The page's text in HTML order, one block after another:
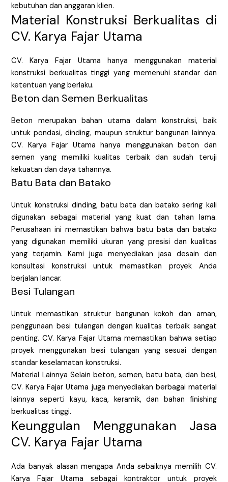
kebutuhan dan anggaran klien.
Material Konstruksi Berkualitas di
CV. Karya Fajar Utama
CV. Karya Fajar Utama hanya menggunakan material
konstruksi berkualitas tinggi yang memenuhi standar dan
ketentuan yang berlaku.
Beton dan Semen Berkualitas
Beton merupakan bahan utama dalam konstruksi, baik
untuk pondasi, dinding, maupun struktur bangunan lainnya.
CV. Karya Fajar Utama hanya menggunakan beton dan
semen yang memiliki kualitas terbaik dan sudah teruji
kekuatan dan daya tahannya.
Batu Bata dan Batako
Untuk konstruksi dinding, batu bata dan batako sering kali
digunakan sebagai material yang kuat dan tahan lama.
Perusahaan ini memastikan bahwa batu bata dan batako
yang digunakan memiliki ukuran yang presisi dan kualitas
yang terjamin. Kami juga menyediakan jasa desain dan
konsultasi konstruksi untuk memastikan proyek Anda
berjalan lancar.
Besi Tulangan
Untuk memastikan struktur bangunan kokoh dan aman,
penggunaan besi tulangan dengan kualitas terbaik sangat
penting. CV. Karya Fajar Utama memastikan bahwa setiap
proyek menggunakan besi tulangan yang sesuai dengan
standar keselamatan konstruksi.
Material Lainnya Selain beton, semen, batu bata, dan besi,
CV. Karya Fajar Utama juga menyediakan berbagai material
lainnya seperti kayu, kaca, keramik, dan bahan finishing
berkualitas tinggi.
Keunggulan Menggunakan Jasa
CV. Karya Fajar Utama
Ada banyak alasan mengapa Anda sebaiknya memilih CV.
Karya Fajar Utama sebagai kontraktor untuk proyek